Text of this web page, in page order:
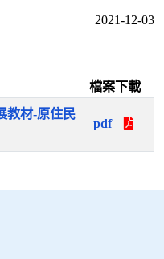
2021-12-03
檔案下載
教材-原住民
pdf